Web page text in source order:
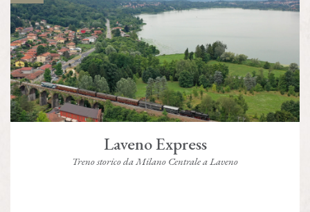
Laveno Express
Treno storico da Milano Centrale a Laveno